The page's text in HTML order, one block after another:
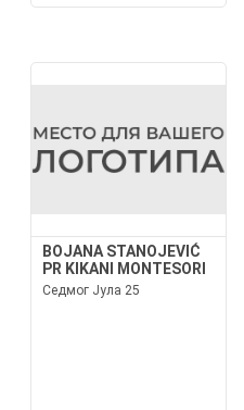
BOJANA STANOJEVIĆ
PR KIKANI MONTESORI
Седмог Јула 25